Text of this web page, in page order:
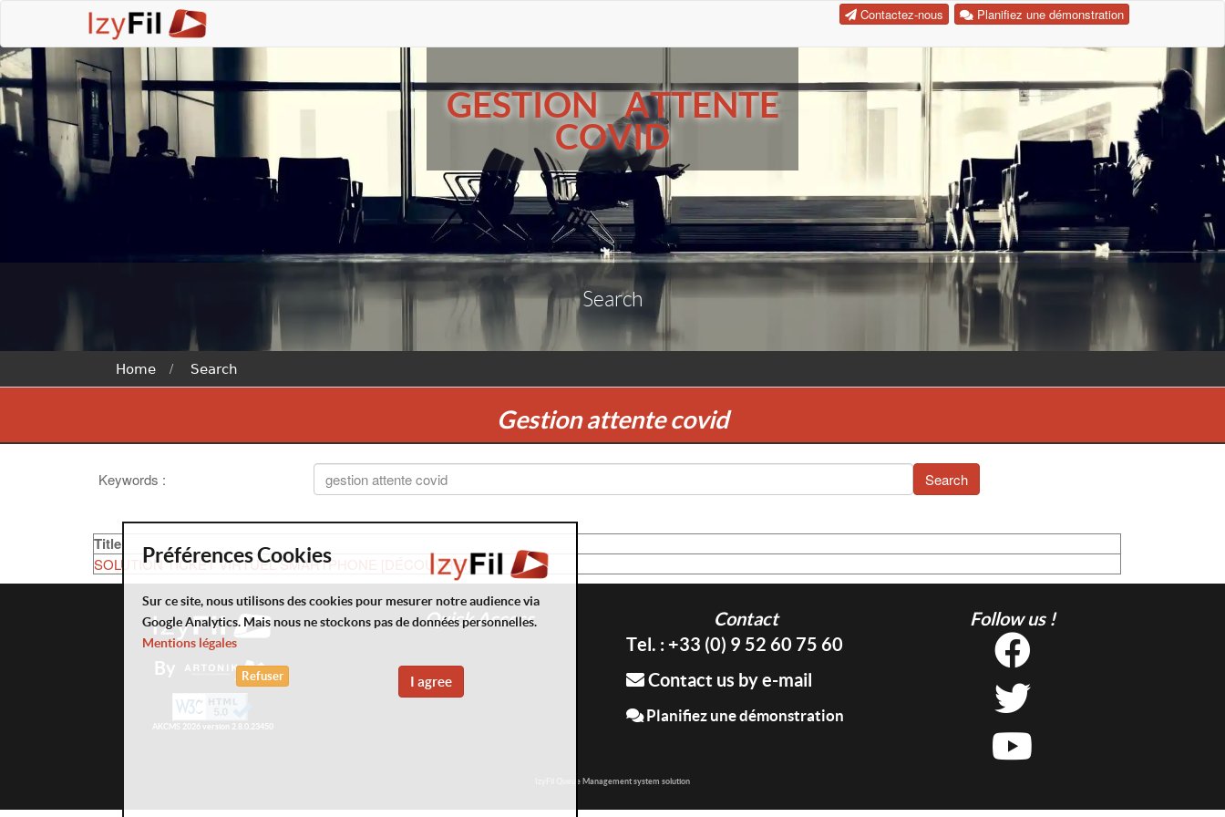
Planifiez une démonstration
Contactez-nous
GESTION ATTENTE
COVID
Search
Home Search
Gestion attente covid
Keywords : Search
Title
SOLUTION TICKET VIRTUEL SMARTPHONE [DÉCOUVRIR]
By
AKCMS 2026 version 2.8.0.23450
Quick Access
Contact
Tel. : +33 (0) 9 52 60 75 60
Contact us by e-mail
Planifiez une démonstration
Follow us !
IzyFil Queue Management system solution
Préférences Cookies
Sur ce site, nous utilisons des cookies pour mesurer notre audience via
Google Analytics. Mais nous ne stockons pas de données personnelles.
Mentions légales
I agree
Refuser